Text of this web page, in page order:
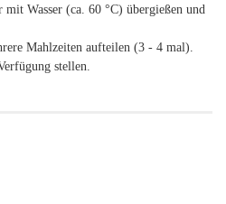
mit Wasser (ca. 60 °C) übergießen und
Mahlzeiten aufteilen (3 - 4 mal).
stellen.